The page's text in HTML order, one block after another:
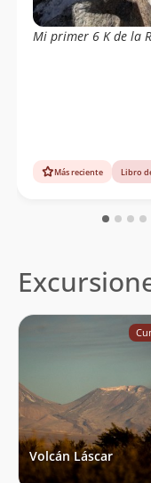
Mi primer 6 K de la
Más reciente Libro
Volcán Láscar